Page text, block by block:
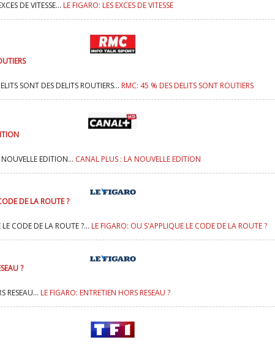
DE VITESSE... LE FIGARO: LES EXCES DE VITESSE
SONT DES DELITS ROUTIERS... RMC: 45 % DES DELITS SONT ROUTIERS
EDITION... CANAL PLUS : LA NOUVELLE EDITION
DE LA ROUTE ?
CODE DE LA ROUTE ?... LE FIGARO: OU S'APPLIQUE LE CODE DE LA ROUTE ?
?
RESEAU... LE FIGARO: ENTRETIEN HORS RESEAU ?